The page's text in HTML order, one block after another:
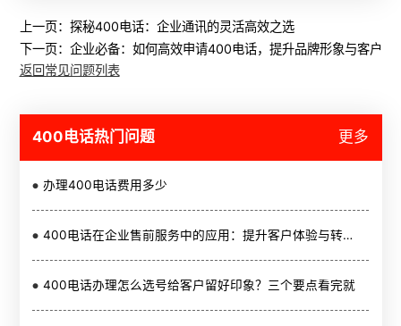
上一页： 探秘400电话：企业通讯的灵活高效之选
下一页： 企业必备：如何高效申请400电话，提升品牌形象与客户服
返回常见问题列表
400电话热门问题 更多
办理400电话费用多少
400电话在企业售前服务中的应用：提升客户体验与转化率
400电话办理怎么选号给客户留好印象？三个要点看完就